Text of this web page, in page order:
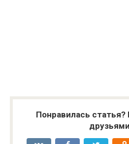
Понравилась